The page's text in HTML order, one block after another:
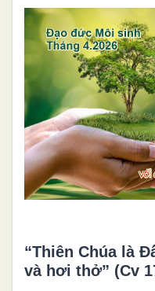
“Thiên Chúa là
và hơi thở” (Cv